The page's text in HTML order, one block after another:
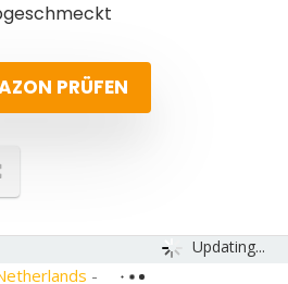
PRÜFEN
Updating...
-